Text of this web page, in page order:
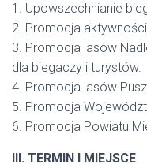
1. Upowszechnianie
2. Promocja
3. Promocja lasów
dla biegaczy i turystów.
4. Promocja lasów
5. Promocja
6. Promocja Powiatu
III. TERMIN I MIEJSCE